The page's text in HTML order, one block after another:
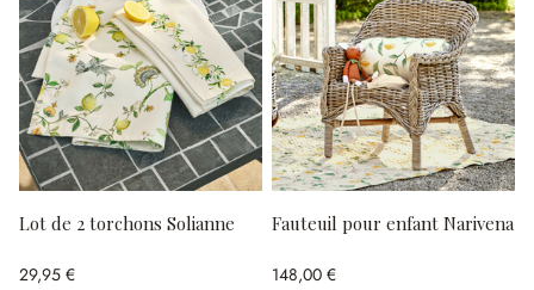
Lot de 2 torchons Solianne
29,95 €
Fauteuil pour enfant Narivena
148,00 €